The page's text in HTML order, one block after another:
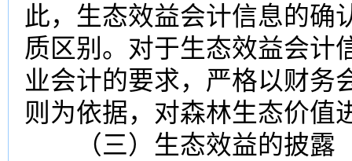
此，生态效益会计信息的确
质区别。对于生态效益会计
业会计的要求，严格以财务
则为依据，对森林生态价值
（三）生态效益的披露